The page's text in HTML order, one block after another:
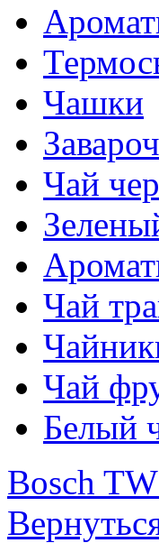
Чашки
Чай
Чай
Чай
Белый
Bosch